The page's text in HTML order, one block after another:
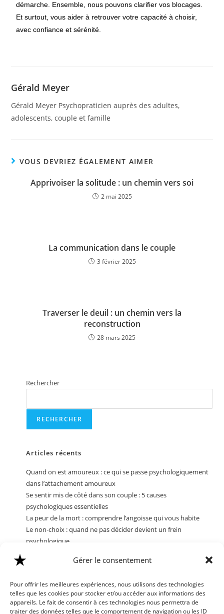
Gérer le consentement
Pour offrir les meilleures expériences, nous utilisons des technologies
telles que les cookies pour stocker et/ou accéder aux informations des
appareils. Le fait de consentir à ces technologies nous permettra de
traiter des données telles que le comportement de navigation ou les ID
démarche. Ensemble, nous pouvons clarifier vos blocages.
Et surtout, vous aider à retrouver votre capacité à choisir,
avec confiance et sérénité.
Gérald Meyer
Gérald Meyer Psychopraticien auprès des adultes,
adolescents, couple et famille
VOUS DEVRIEZ ÉGALEMENT AIMER
Apprivoiser la solitude : un chemin vers soi
2 mai 2025
La communication dans le couple
3 février 2025
Traverser le deuil : un chemin vers la
reconstruction
28 mars 2025
Rechercher
RECHERCHER
Articles récents
Quand on est amoureux : ce qui se passe psychologiquement
dans l’attachement amoureux
Se sentir mis de côté dans son couple : 5 causes
psychologiques essentielles
La peur de la mort : comprendre l’angoisse qui vous habite
Le non-choix : quand ne pas décider devient un frein
psychologique
pour y faire face
Commentaires récents
Aucun commentaire à afficher.